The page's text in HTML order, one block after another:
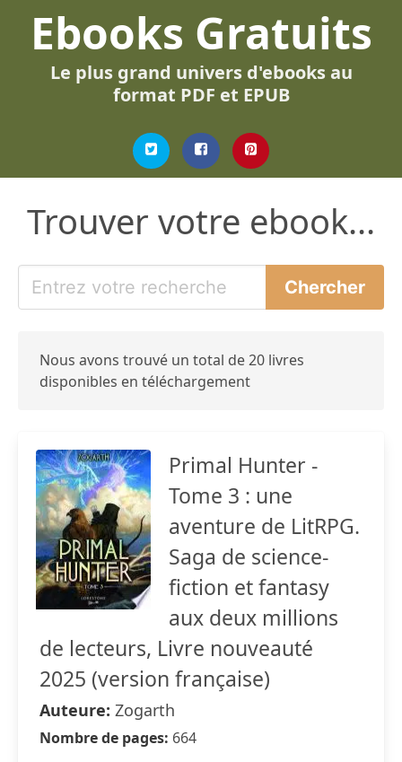
Ebooks Gratuits
Le plus grand univers d'ebooks au
format PDF et EPUB
Trouver votre ebook...
Nous avons trouvé un total de 20 livres
disponibles en téléchargement
Primal Hunter -
Tome 3 : une
aventure de LitRPG.
Saga de science-
fiction et fantasy
aux deux millions
de lecteurs, Livre nouveauté
2025 (version française)
Auteure: Zogarth
Nombre de pages: 664